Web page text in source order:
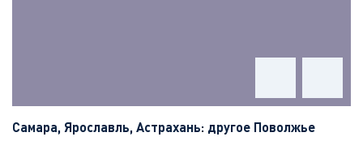
Самара, Ярославль, Астрахань: другое Поволжье